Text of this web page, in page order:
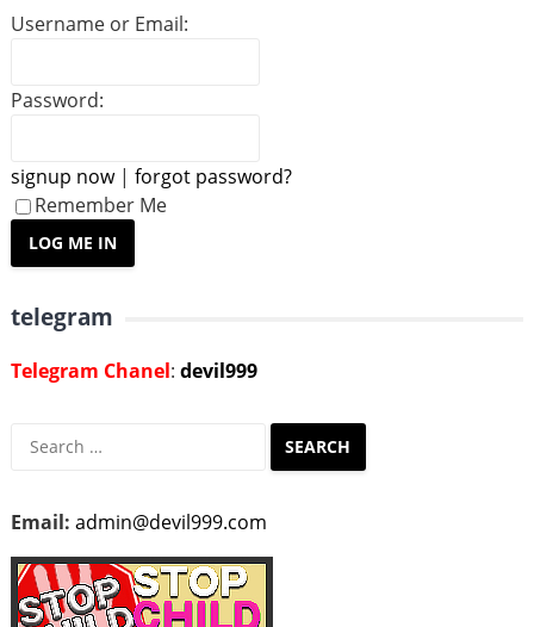
Username or Email:
Password:
signup now| forgot password?
Remember Me
telegram
Telegram Chanel: devil999
Search
Email: admin@devil999.com